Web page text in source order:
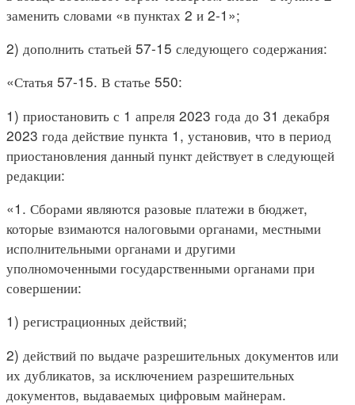
заменить словами «в пунктах 2 и 2-1»;
2) дополнить статьей 57-15 следующего содержания:
«Статья 57-15. В статье 550:
1) приостановить с 1 апреля 2023 года до 31 декабря
2023 года действие пункта 1, установив, что в период
приостановления данный пункт действует в следующей
редакции:
«1. Сборами являются разовые платежи в бюджет,
которые взимаются налоговыми органами, местными
исполнительными органами и другими
уполномоченными государственными органами при
совершении:
1) регистрационных действий;
2) действий по выдаче разрешительных документов или
их дубликатов, за исключением разрешительных
документов, выдаваемых цифровым майнерам.